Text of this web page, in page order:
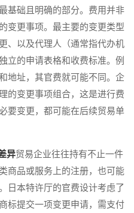
基础且明确的部分。费用并非
变更事项。最主要的变更类型
、以及代理人（通常指代办机
立的申请表格和收费标准。例
地址，其官费就可能不同。企
的变更事项组合，这是进行费
要变更，都可能在后续贸易单
异贸易企业往往持有不止一件
商品或服务上的注册，也可能
日本特许厅的官费设计考虑了
标提交一项变更申请，需支付